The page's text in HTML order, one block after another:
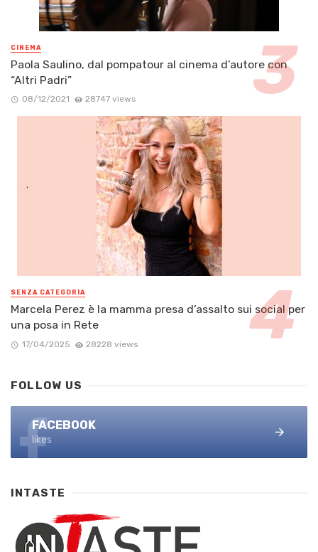
CINEMA
Paola Saulino, dal pompatour al cinema d’autore con
“Altri Padri”
08/12/2021 28747 views
SENZA CATEGORIA
Marcela Perez è la mamma presa d’assalto sui social per
una posa in Rete
17/04/2025 28228 views
FOLLOW US
FACEBOOK
likes
INTASTE